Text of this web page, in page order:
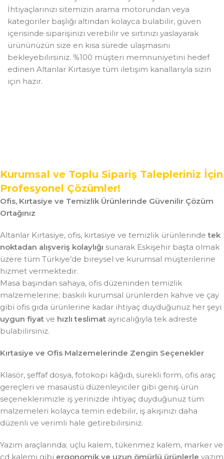
İhtiyaçlarınızı sitemizin arama motorundan veya
kategoriler başlığı altından kolayca bulabilir, güven
içerisinde siparişinizi verebilir ve sırtınızı yaslayarak
ürününüzün size en kısa sürede ulaşmasını
bekleyebilirsiniz. %100 müşteri memnuniyetini hedef
edinen Altanlar Kırtasiye tüm iletişim kanallarıyla sizin
için hazır.
Kurumsal ve Toplu Sipariş Talepleriniz İçin
Profesyonel Çözümler!
Ofis, Kırtasiye ve Temizlik Ürünlerinde Güvenilir Çözüm
Ortağınız
Altanlar Kırtasiye, ofis, kırtasiye ve temizlik ürünlerindetek
noktadan alışveriş kolaylığı sunarak Eskişehir başta olmak
üzere tüm Türkiye’de bireysel ve kurumsal müşterilerine
hizmet vermektedir.
Masa başından sahaya, ofis düzeninden temizlik
malzemelerine; baskılı kurumsal ürünlerden kahve ve çay
gibi ofis gıda ürünlerine kadar ihtiyaç duyduğunuz her şeyi
uygun fiyat ve hızlı teslimat ayrıcalığıyla tek adreste
bulabilirsiniz.
Kırtasiye ve Ofis Malzemelerinde Zengin Seçenekler
Klasör, şeffaf dosya, fotokopi kâğıdı, sürekli form, ofis araç
gereçleri ve masaüstü düzenleyiciler gibi geniş ürün
seçeneklerimizle iş yerinizde ihtiyaç duyduğunuz tüm
malzemeleri kolayca temin edebilir, iş akışınızı daha
düzenli ve verimli hale getirebilirsiniz.
Yazım araçlarında; uçlu kalem, tükenmez kalem, marker ve
cd kalemi gibi ergonomik ve uzun ömürlü ürünlerle yazım